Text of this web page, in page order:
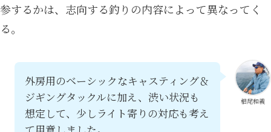
参するかは、志向する釣りの内容によって異なってく
る。
椙尾和義
外房用のベーシックなキャスティング＆
ジギングタックルに加え、渋い状況も
想定して、少しライト寄りの対応も考え